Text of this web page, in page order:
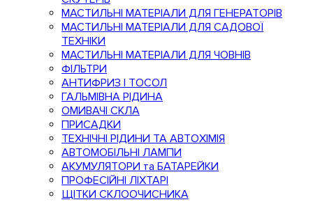
МАСТИЛЬНІ МАТЕРІАЛИ ДЛЯ ГЕНЕРАТОРІВ
МАСТИЛЬНІ МАТЕРІАЛИ ДЛЯ САДОВОЇ
ТЕХНІКИ
МАСТИЛЬНІ МАТЕРІАЛИ ДЛЯ ЧОВНІВ
ФІЛЬТРИ
АНТИФРИЗ І ТОСОЛ
ГАЛЬМІВНА РІДИНА
ОМИВАЧІ СКЛА
ПРИСАДКИ
ТЕХНІЧНІ РІДИНИ ТА АВТОХІМІЯ
АВТОМОБІЛЬНІ ЛАМПИ
АКУМУЛЯТОРИ та БАТАРЕЙКИ
ПРОФЕСІЙНІ ЛІХТАРІ
ЩІТКИ СКЛООЧИСНИКА